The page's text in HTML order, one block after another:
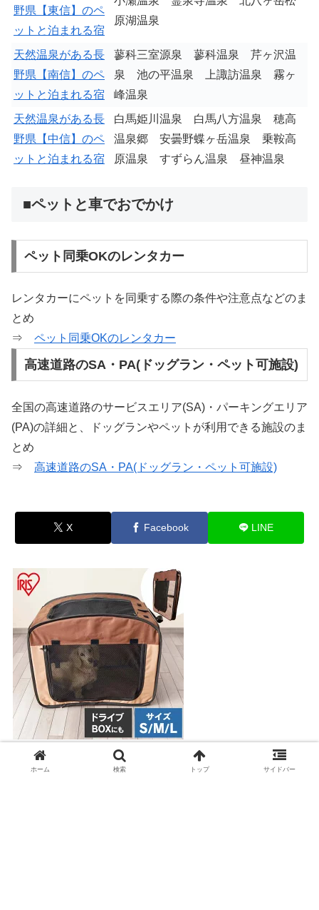
野県【東信】のペ
ットと泊まれる宿
原湖温泉
天然温泉がある長
野県【南信】のペ
ットと泊まれる宿
蓼科三室源泉 蓼科温泉 芹ヶ沢温
泉 池の平温泉 上諏訪温泉 霧ヶ
峰温泉
天然温泉がある長
野県【中信】のペ
ットと泊まれる宿
白馬姫川温泉 白馬八方温泉 穂高
温泉郷 安曇野蝶ヶ岳温泉 乗鞍高
原温泉 すずらん温泉 昼神温泉
■ペットと車でおでかけ
ペット同乗OKのレンタカー
レンタカーにペットを同乗する際の条件や注意点などのま
とめ
⇒ ペット同乗OKのレンタカー
高速道路のSA・PA(ドッグラン・ペット可施設)
全国の高速道路のサービスエリア(SA)・パーキングエリア
(PA)の詳細と、ドッグランやペットが利用できる施設のま
とめ
⇒ 高速道路のSA・PA(ドッグラン・ペット可施設)
X Facebook LINE
パッと広がる折りたたみペットサークル
ホーム 検索 トップ サイドバー